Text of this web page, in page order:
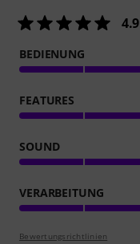
4.9
BEDIENUNG
FEATURES
SOUND
VERARBEITUNG
Bewertungsrichtlinien